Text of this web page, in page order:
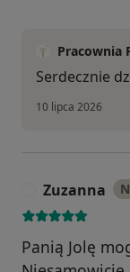
Pracownia
Serdecznie
10 lipca 2026
Zuzanna
Panią Jolę